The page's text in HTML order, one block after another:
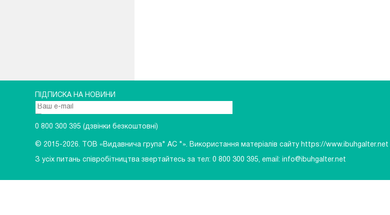
ПІДПИСКА НА НОВИНИ
0 800 300 395 (дзвінки безкоштовні)
© 2015-2026. ТОВ «Видавнича група" АС "». Використання матеріалів сайту https://www.ibuhgalter.net
З усіх питань співробітництва звертайтесь за тел: 0 800 300 395, email: info@ibuhgalter.net